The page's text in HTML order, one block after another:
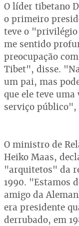
O líder tibetano
o primeiro
teve o "privilégio
me sentido
preocupação
Tibet", disse.
um pai, mas
que ele teve
serviço público",
O ministro de
Heiko Maas,
"arquitetos" da
1990. "Estamos
amigo da
era presidente
derrubado, em